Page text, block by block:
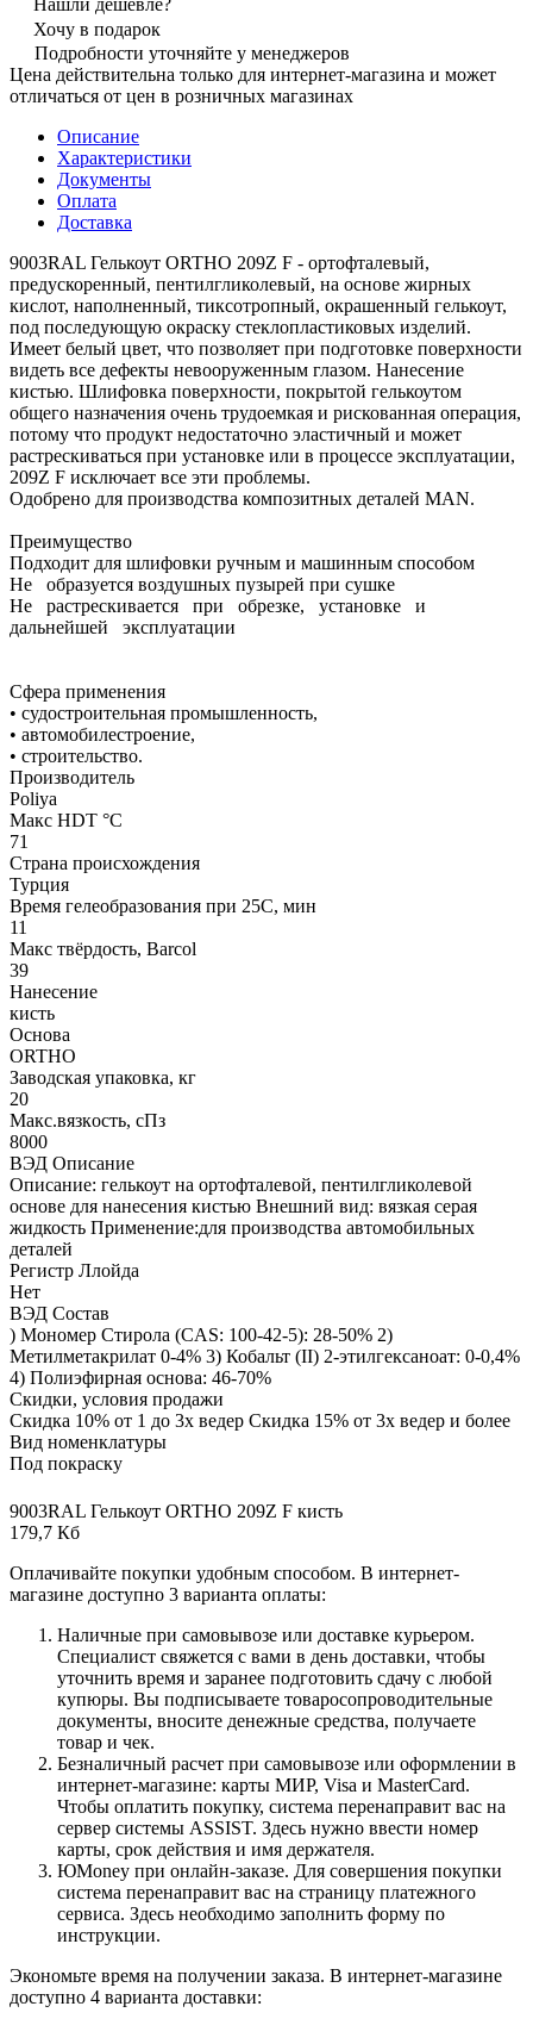
Хочу в подарок
Подробности уточняйте у менеджеров
Цена действительна только для интернет-магазина и может
отличаться от цен в розничных магазинах
Описание
Характеристики
Документы
Оплата
Доставка
9003RAL Гелькоут ORTHO 209Z F - ортофталевый,
предускоренный, пентилгликолевый, на основе жирных
кислот, наполненный, тиксотропный, окрашенный гелькоут,
под последующую окраску стеклопластиковых изделий.
Имеет белый цвет, что позволяет при подготовке поверхности
видеть все дефекты невооруженным глазом. Нанесение
кистью. Шлифовка поверхности, покрытой гелькоутом
общего назначения очень трудоемкая и рискованная операция,
потому что продукт недостаточно эластичный и может
растрескиваться при установке или в процессе эксплуатации,
209Z F исключает все эти проблемы.
Одобрено для производства композитных деталей MAN.
Преимущество
Подходит для шлифовки ручным и машинным способом
Не образуется воздушных пузырей при сушке
Не растрескивается при обрезке, установке и
дальнейшей эксплуатации
Сфера применения
• судостроительная промышленность,
• автомобилестроение,
• строительство.
Производитель
Poliya
Макс HDT °С
71
Страна происхождения
Турция
Время гелеобразования при 25С, мин
11
Макс твёрдость, Barcol
39
Нанесение
кисть
Основа
ORTHO
Заводская упаковка, кг
20
Макс.вязкoсть, сПз
8000
ВЭД Описание
Описание: гелькоут на ортофталевой, пентилгликолевой
основе для нанесения кистью Внешний вид: вязкая серая
жидкость Применение:для производства автомобильных
деталей
Регистр Ллойда
Нет
ВЭД Состав
) Мономер Стирола (CAS: 100-42-5): 28-50% 2)
Метилметакрилат 0-4% 3) Кобальт (II) 2-этилгексаноат: 0-0,4%
4) Полиэфирная основа: 46-70%
Скидки, условия продажи
Скидка 10% от 1 до 3х ведер Скидка 15% от 3х ведер и более
Вид номенклатуры
Под покраску
9003RAL Гелькоут ORTHO 209Z F кисть
179,7 Кб
Оплачивайте покупки удобным способом. В интернет-
магазине доступно 3 варианта оплаты:
Наличные при самовывозе или доставке курьером.
Специалист свяжется с вами в день доставки, чтобы
уточнить время и заранее подготовить сдачу с любой
купюры. Вы подписываете товаросопроводительные
документы, вносите денежные средства, получаете
товар и чек.
Безналичный расчет при самовывозе или оформлении в
интернет-магазине: карты МИР, Visa и MasterCard.
Чтобы оплатить покупку, система перенаправит вас на
сервер системы ASSIST. Здесь нужно ввести номер
карты, срок действия и имя держателя.
ЮMoney при онлайн-заказе. Для совершения покупки
система перенаправит вас на страницу платежного
сервиса. Здесь необходимо заполнить форму по
инструкции.
Экономьте время на получении заказа. В интернет-магазине
доступно 4 варианта доставки: